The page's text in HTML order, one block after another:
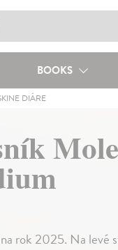
BOOKS
DIÁRE
rok 2025. Na levé